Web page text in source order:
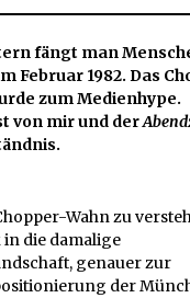
2021
fängt man
Februar 1982. Das
zum Medienhype.
von mir und der
Wahn zu
in die damalige
genauer zur
der